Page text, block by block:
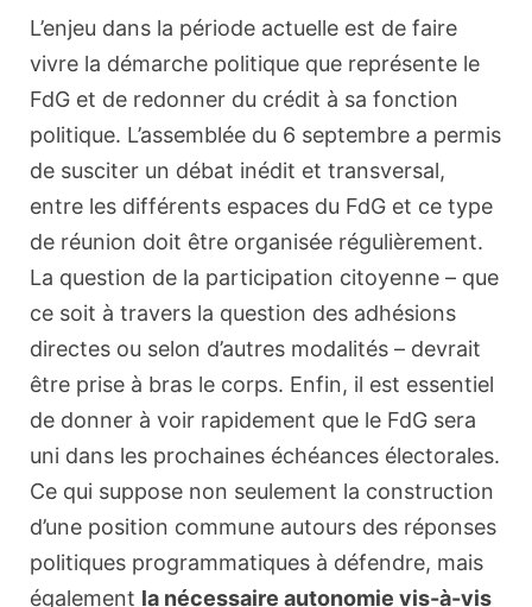
L’enjeu dans la période actuelle est de faire
vivre la démarche politique que représente le
FdG et de redonner du crédit à sa fonction
politique. L’assemblée du 6 septembre a permis
de susciter un débat inédit et transversal,
entre les différents espaces du FdG et ce type
de réunion doit être organisée régulièrement.
La question de la participation citoyenne – que
ce soit à travers la question des adhésions
directes ou selon d’autres modalités – devrait
être prise à bras le corps. Enfin, il est essentiel
de donner à voir rapidement que le FdG sera
uni dans les prochaines échéances électorales.
Ce qui suppose non seulement la construction
d’une position commune autours des réponses
politiques programmatiques à défendre, mais
également la nécessaire autonomie vis-à-vis